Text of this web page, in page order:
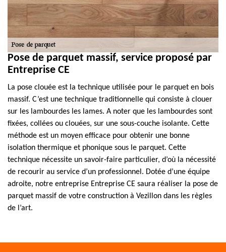
Pose de parquet massif, service proposé par
Entreprise CE
La pose clouée est la technique utilisée pour le parquet en bois
massif. C’est une technique traditionnelle qui consiste à clouer
sur les lambourdes les lames. A noter que les lambourdes sont
fixées, collées ou clouées, sur une sous-couche isolante. Cette
méthode est un moyen efficace pour obtenir une bonne
isolation thermique et phonique sous le parquet. Cette
technique nécessite un savoir-faire particulier, d’où la nécessité
de recourir au service d’un professionnel. Dotée d’une équipe
adroite, notre entreprise Entreprise CE saura réaliser la pose de
parquet massif de votre construction à Vezillon dans les règles
de l’art.